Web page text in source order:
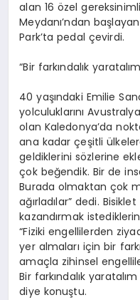
alan 16 özel
Meydanı’ndan
Park’ta pedal çevirdi.
“Bir farkındalık
40 yaşındaki Emilie
yolculuklarını
olan Kaledonya’da
ana kadar çeşitli
geldiklerini sözlerine
çok beğendik. Bir de
Burada olmaktan çok
ağırladılar” dedi.
kazandırmak
“Fiziki engellilerden
yer almaları için bir
amaçla zihinsel
Bir farkındalık
diye konuştu.